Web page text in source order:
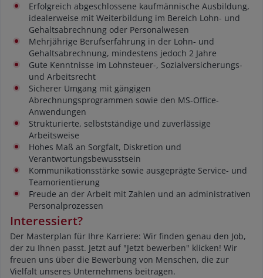
Erfolgreich abgeschlossene kaufmännische Ausbildung,
idealerweise mit Weiterbildung im Bereich Lohn- und
Gehaltsabrechnung oder Personalwesen
Mehrjährige Berufserfahrung in der Lohn- und
Gehaltsabrechnung, mindestens jedoch 2 Jahre
Gute Kenntnisse im Lohnsteuer-, Sozialversicherungs-
und Arbeitsrecht
Sicherer Umgang mit gängigen
Abrechnungsprogrammen sowie den MS-Office-
Anwendungen
Strukturierte, selbstständige und zuverlässige
Arbeitsweise
Hohes Maß an Sorgfalt, Diskretion und
Verantwortungsbewusstsein
Kommunikationsstärke sowie ausgeprägte Service- und
Teamorientierung
Freude an der Arbeit mit Zahlen und an administrativen
Personalprozessen
Interessiert?
Der Masterplan für Ihre Karriere: Wir finden genau den Job,
der zu Ihnen passt. Jetzt auf "Jetzt bewerben" klicken! Wir
freuen uns über die Bewerbung von Menschen, die zur
Vielfalt unseres Unternehmens beitragen.